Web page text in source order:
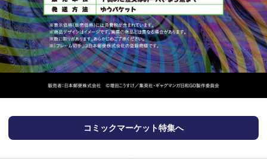
コミックマーケット特集へ